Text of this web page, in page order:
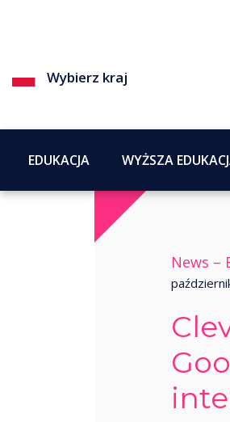
Wybierz kraj
EDUKACJA WYŻSZA
News –